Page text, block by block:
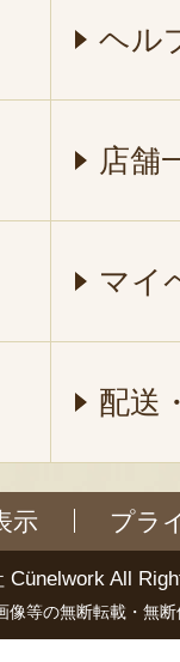
ヘル
店舗
マイ
配送
示 プラ
Cünelwork All
像等の無断転載・無